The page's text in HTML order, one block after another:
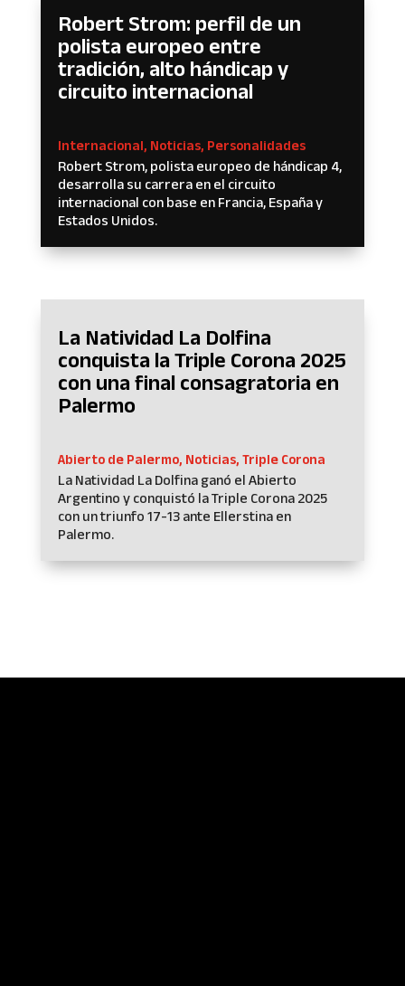
Robert Strom: perfil de un
polista europeo entre
tradición, alto hándicap y
circuito internacional
Internacional, Noticias, Personalidades
Robert Strom, polista europeo de hándicap 4,
desarrolla su carrera en el circuito
internacional con base en Francia, España y
Estados Unidos.
La Natividad La Dolfina
conquista la Triple Corona 2025
con una final consagratoria en
Palermo
Abierto de Palermo, Noticias, Triple Corona
La Natividad La Dolfina ganó el Abierto
Argentino y conquistó la Triple Corona 2025
con un triunfo 17-13 ante Ellerstina en
Palermo.